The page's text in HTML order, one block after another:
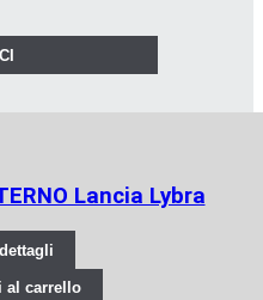
Lancia Lybra
al carrello